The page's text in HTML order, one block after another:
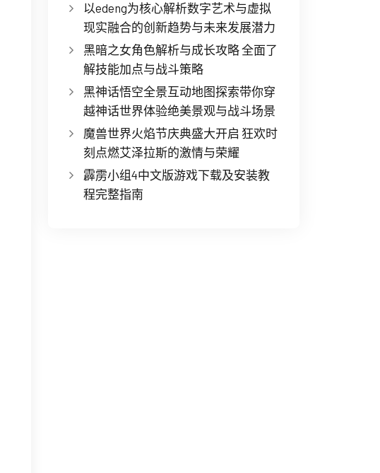
以edeng为核心解析数字艺术与虚拟
现实融合的创新趋势与未来发展潜力
黑暗之女角色解析与成长攻略 全面了
解技能加点与战斗策略
黑神话悟空全景互动地图探索带你穿
越神话世界体验绝美景观与战斗场景
魔兽世界火焰节庆典盛大开启 狂欢时
刻点燃艾泽拉斯的激情与荣耀
霹雳小组4中文版游戏下载及安装教
程完整指南